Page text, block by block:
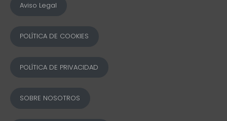
Aviso Legal
POLÍTICA DE COOKIES
POLÍTICA DE PRIVACIDAD
SOBRE NOSOTROS